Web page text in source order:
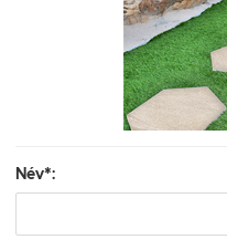
Név*: